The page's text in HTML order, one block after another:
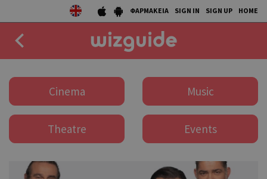
ΦΑΡΜΑΚΕΙΑ SIGN IN SIGN UP HOME
DRINK
Cinema Music
Theatre Events